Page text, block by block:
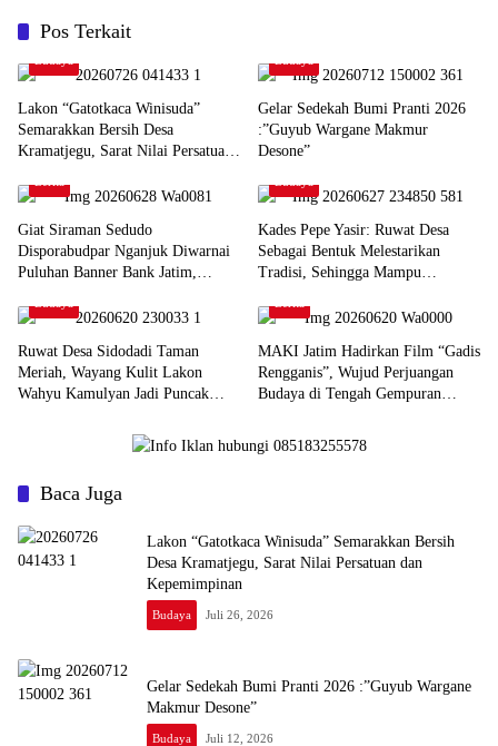
Pos Terkait
Lakon “Gatotkaca Winisuda”
Semarakkan Bersih Desa
Kramatjegu, Sarat Nilai Persatuan
Gelar Sedekah Bumi Pranti 2026
:”Guyub Wargane Makmur
Desone”
Giat Siraman Sedudo
Disporabudpar Nganjuk Diwarnai
Puluhan Banner Bank Jatim,
Kades Pepe Yasir: Ruwat Desa
Sebagai Bentuk Melestarikan
Tradisi, Sehingga Mampu
Menegaskan Nilai Gotong Royong
Ruwat Desa Sidodadi Taman
Meriah, Wayang Kulit Lakon
Wahyu Kamulyan Jadi Puncak
MAKI Jatim Hadirkan Film “Gadis
Rengganis”, Wujud Perjuangan
Budaya di Tengah Gempuran
Baca Juga
Lakon “Gatotkaca Winisuda” Semarakkan Bersih
Desa Kramatjegu, Sarat Nilai Persatuan dan
Kepemimpinan
Budaya Juli 26, 2026
Gelar Sedekah Bumi Pranti 2026 :”Guyub Wargane
Makmur Desone”
Budaya Juli 12, 2026